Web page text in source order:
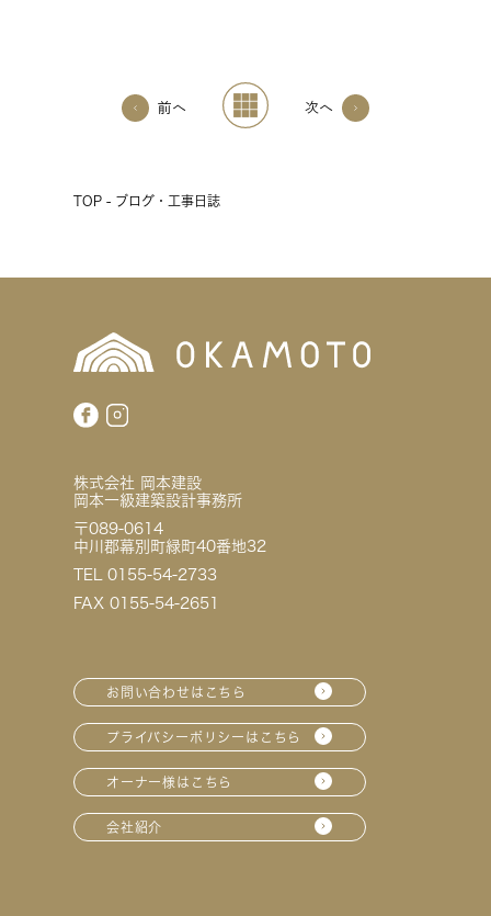
前へ 次へ
TOP - ブログ・工事日誌
株式会社 岡本建設
岡本一級建築設計事務所
〒089-0614
中川郡幕別町緑町40番地32
TEL 0155-54-2733
FAX 0155-54-2651
お問い合わせはこちら
プライバシーポリシーはこちら
オーナー様はこちら
会社紹介